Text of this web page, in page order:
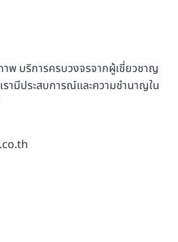
พ บริการครบวงจรจากผู้เชี่ยวชาญ
รามีประสบการณ์และความชำนาญใน